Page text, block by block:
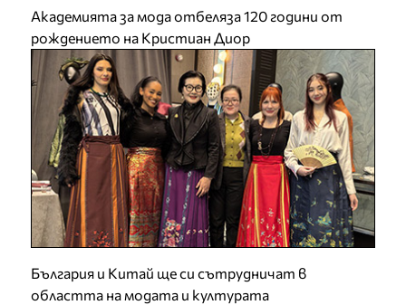
Академията за мода отбеляза 120 години от
рождението на Кристиан Диор
България и Китай ще си сътрудничат в
областта на модата и културата